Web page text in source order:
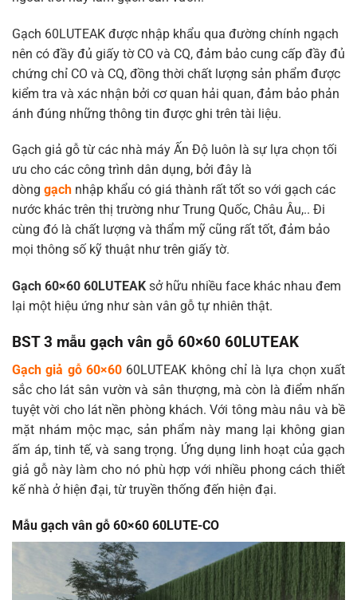
Gạch 60LUTEAK được nhập khẩu qua đường chính ngạch
nên có đầy đủ giấy tờ CO và CQ, đảm bảo cung cấp đầy đủ
chứng chỉ CO và CQ, đồng thời chất lượng sản phẩm được
kiểm tra và xác nhận bởi cơ quan hải quan, đảm bảo phản
ánh đúng những thông tin được ghi trên tài liệu.
Gạch giả gỗ từ các nhà máy Ấn Độ luôn là sự lựa chọn tối
ưu cho các công trình dân dụng, bởi đây là
dòng gạch nhập khẩu có giá thành rất tốt so với gạch các
nước khác trên thị trường như Trung Quốc, Châu Âu,.. Đi
cùng đó là chất lượng và thẩm mỹ cũng rất tốt, đảm bảo
mọi thông số kỹ thuật như trên giấy tờ.
Gạch 60×60 60LUTEAK sở hữu nhiều face khác nhau đem
lại một hiệu ứng như sàn vân gỗ tự nhiên thật.
BST 3 mẫu gạch vân gỗ 60×60 60LUTEAK
Gạch giả gỗ 60×6060LUTEAK không chỉ là lựa chọn xuất
sắc cho lát sân vườn và sân thượng, mà còn là điểm nhấn
tuyệt vời cho lát nền phòng khách. Với tông màu nâu và bề
mặt nhám mộc mạc, sản phẩm này mang lại không gian
ấm áp, tinh tế, và sang trọng. Ứng dụng linh hoạt của gạch
giả gỗ này làm cho nó phù hợp với nhiều phong cách thiết
kế nhà ở hiện đại, từ truyền thống đến hiện đại.
Mẫu gạch vân gỗ 60×60 60LUTE-CO